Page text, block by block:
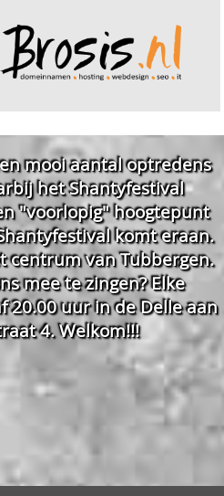
mooi aantal optredens
het Shantyfestival
"voorlopig" hoogtepunt
komt eraan.
centrum van Tubbergen.
mee te zingen? Elke
20.00 uur in de Delle aan
4. Welkom!!!